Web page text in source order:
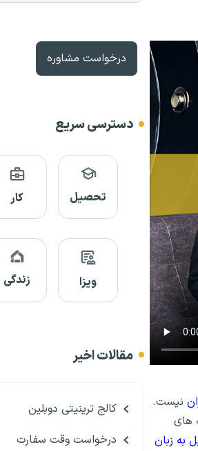
نیست.
های
به زبان
درخواست مشاوره
دسترسی سریع
تحصیل کار
ویزا زندگی
مقالات اخیر
کالج ترینیتی دوبلین
درخواست وقت سفارت